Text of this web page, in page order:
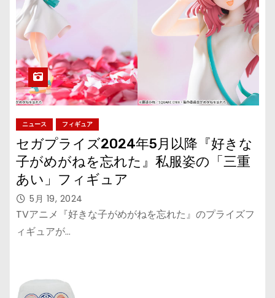
ニュース フィギュア
セガプライズ2024年5月以降『好きな
子がめがねを忘れた』私服姿の「三重
あい」フィギュア
5月 19, 2024
TVアニメ『好きな子がめがねを忘れた』のプライズフ
ィギュアが…